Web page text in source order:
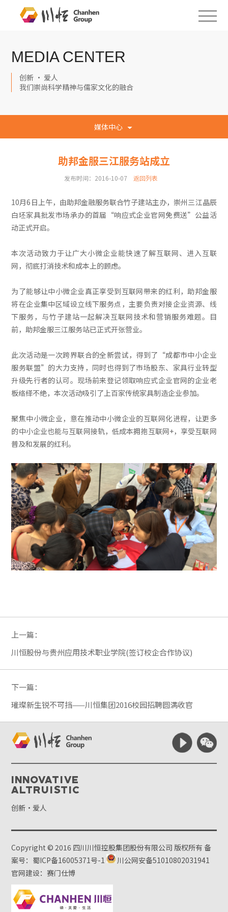
MEDIA CENTER
创新 · 爱人
我们崇尚科学精神与儒家文化的融合
媒体中心
助邦金服三江服务站成立
发布时间：2016-10-07 返回列表
10月6日上午，由助邦金融服务联合竹子建站主办，崇州三江晶辰
白坯家具批发市场承办的首届“响应式企业官网免费送”公益活
动正式开启。
本次活动致力于让广大小微企业能快速了解互联网、进入互联
网，彻底打消技术和成本上的顾虑。
为了能够让中小微企业真正享受到互联网带来的红利，助邦金服
将在企业集中区域设立线下服务点，主要负责对接企业资源、线
下服务，与竹子建站一起解决互联网技术和营销服务难题。目
前，助邦金服三江服务站已正式开张营业。
此次活动是一次跨界联合的全新尝试，得到了“成都市中小企业
服务联盟”的大力支持，同时也得到了市场股东、家具行业转型
升级先行者的认可。现场前来登记领取响应式企业官网的企业老
板络绎不绝，本次活动吸引了上百家传统家具制造企业参加。
聚焦中小微企业，意在推动中小微企业的互联网化进程，让更多
的中小企业也能与互联网接轨，低成本拥抱互联网+，享受互联网
普及和发展的红利。
上一篇：
川恒股份与贵州应用技术职业学院(签订校企合作协议)
下一篇：
璀璨新生锐不可挡——川恒集团2016校园招聘圆满收官
Innovative
Altruistic
创新·爱人
Copyright © 2016 四川川恒控股集团股份有限公司 版权所有备
案号：蜀ICP备16005371号-1
川公网安备51010802031941
官网建设：赛门仕博